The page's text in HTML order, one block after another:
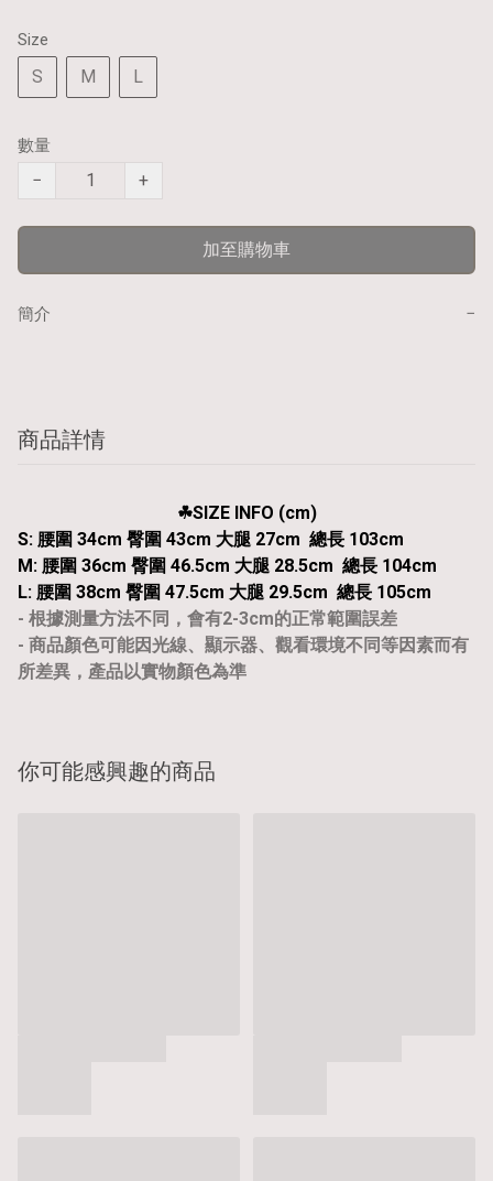
Size
S M L
數量
− +
加至購物車
簡介 −
商品詳情
☘︎SIZE INFO (cm)
S: 腰圍 34cm 臀圍 43cm 大腿 27cm 總長 103cm
M: 腰圍 36cm 臀圍 46.5cm 大腿 28.5cm 總長 104cm
L: 腰圍 38cm 臀圍 47.5cm 大腿 29.5cm 總長 105cm
- 根據測量方法不同，會有2-3cm的正常範圍誤差
- 商品顏色可能因光線、顯示器、觀看環境不同等因素而有
所差異，產品以實物顏色為準
你可能感興趣的商品